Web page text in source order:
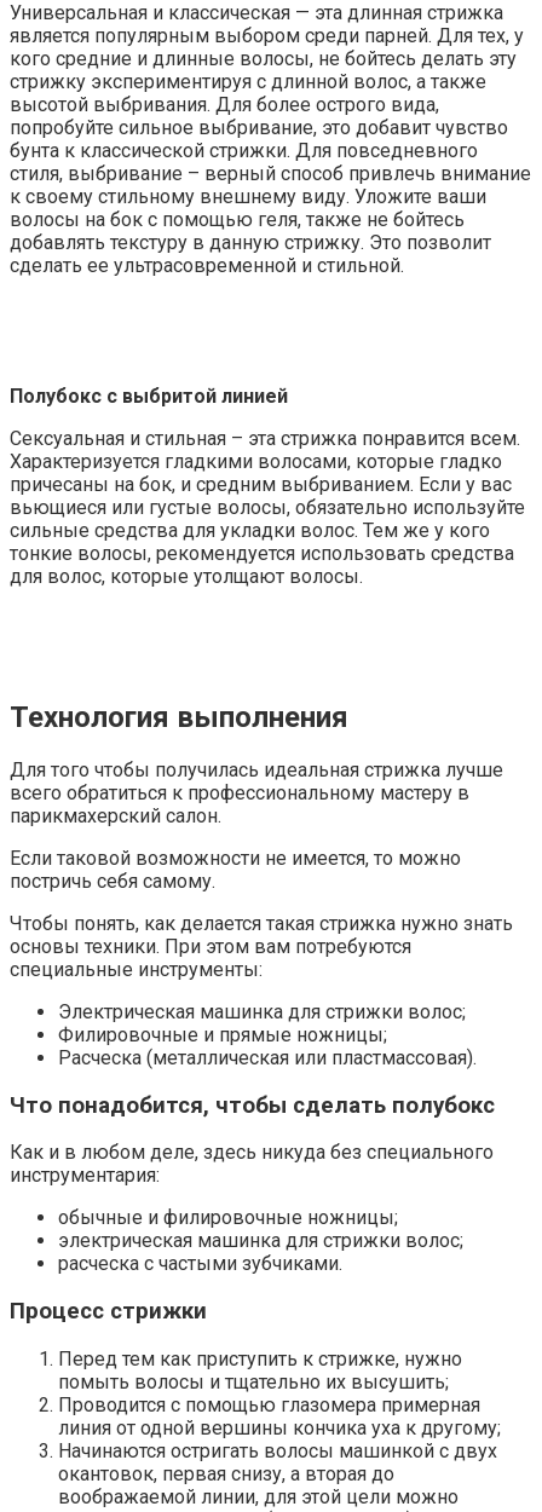
Универсальная и классическая — эта длинная стрижка
является популярным выбором среди парней. Для тех, у
кого средние и длинные волосы, не бойтесь делать эту
стрижку экспериментируя с длинной волос, а также
высотой выбривания. Для более острого вида,
попробуйте сильное выбривание, это добавит чувство
бунта к классической стрижки. Для повседневного
стиля, выбривание – верный способ привлечь внимание
к своему стильному внешнему виду. Уложите ваши
волосы на бок с помощью геля, также не бойтесь
добавлять текстуру в данную стрижку. Это позволит
сделать ее ультрасовременной и стильной.
Полубокс с выбритой линией
Сексуальная и стильная – эта стрижка понравится всем.
Характеризуется гладкими волосами, которые гладко
причесаны на бок, и средним выбриванием. Если у вас
вьющиеся или густые волосы, обязательно используйте
сильные средства для укладки волос. Тем же у кого
тонкие волосы, рекомендуется использовать средства
для волос, которые утолщают волосы.
Технология выполнения
Для того чтобы получилась идеальная стрижка лучше
всего обратиться к профессиональному мастеру в
парикмахерский салон.
Если таковой возможности не имеется, то можно
постричь себя самому.
Чтобы понять, как делается такая стрижка нужно знать
основы техники. При этом вам потребуются
специальные инструменты:
Электрическая машинка для стрижки волос;
Филировочные и прямые ножницы;
Расческа (металлическая или пластмассовая).
Что понадобится, чтобы сделать полубокс
Как и в любом деле, здесь никуда без специального
инструментария:
обычные и филировочные ножницы;
электрическая машинка для стрижки волос;
расческа с частыми зубчиками.
Процесс стрижки
Перед тем как приступить к стрижке, нужно
помыть волосы и тщательно их высушить;
Проводится с помощью глазомера примерная
линия от одной вершины кончика уха к другому;
Начинаются остригать волосы машинкой с двух
окантовок, первая снизу, а вторая до
воображаемой линии, для этой цели можно